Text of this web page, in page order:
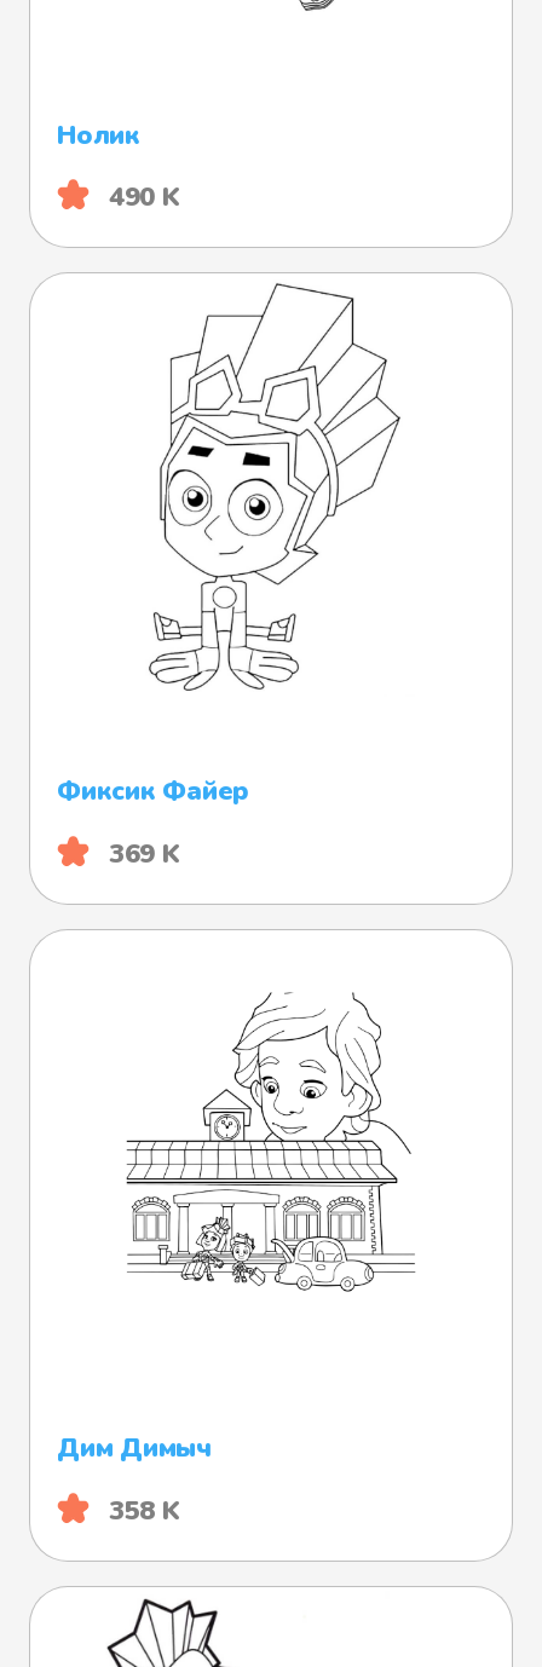
Нолик
490 K
Фиксик Файер
369 K
Дим Димыч
358 K